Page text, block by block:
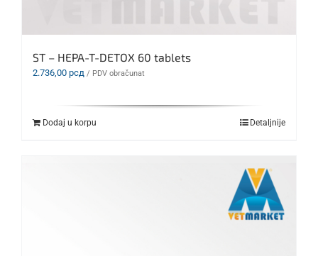
ST – HEPA-T-DETOX 60 tablets
2.736,00 рсд / PDV obračunat
Dodaj u korpu Detaljnije